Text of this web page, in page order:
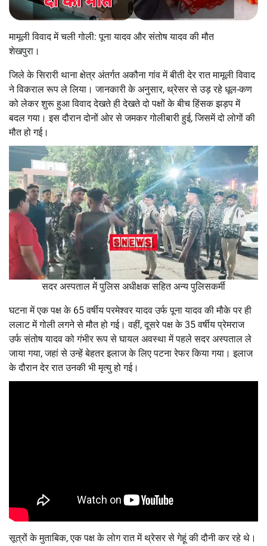
मामूली विवाद में चली गोली: पूना यादव और संतोष यादव की मौत
शेखपुरा।
जिले के सिरारी थाना क्षेत्र अंतर्गत अकौना गांव में बीती देर रात मामूली विवाद
ने विकराल रूप ले लिया। जानकारी के अनुसार, थ्रेसर से उड़ रहे धूल-कण
को लेकर शुरू हुआ विवाद देखते ही देखते दो पक्षों के बीच हिंसक झड़प में
बदल गया। इस दौरान दोनों ओर से जमकर गोलीबारी हुई, जिसमें दो लोगों की
मौत हो गई।
सदर अस्पताल में पुलिस अधीक्षक सहित अन्य पुलिसकर्मी
घटना में एक पक्ष के 65 वर्षीय परमेश्वर यादव उर्फ पूना यादव की मौके पर ही
ललाट में गोली लगने से मौत हो गई। वहीं, दूसरे पक्ष के 35 वर्षीय प्रेमराज
उर्फ संतोष यादव को गंभीर रूप से घायल अवस्था में पहले सदर अस्पताल ले
जाया गया, जहां से उन्हें बेहतर इलाज के लिए पटना रेफर किया गया। इलाज
के दौरान देर रात उनकी भी मृत्यु हो गई।
सूत्रों के मुताबिक, एक पक्ष के लोग रात में थ्रेसर से गेहूं की दौनी कर रहे थे।